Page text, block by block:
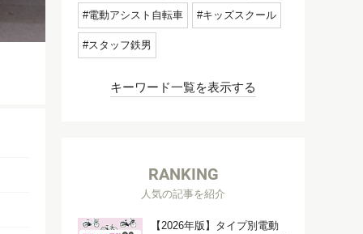
電動アシスト自転車 キッズスクール
スタッフ鉄男
キーワード一覧を表示する
RANKING
人気の記事を紹介
【2026年版】タイプ別電動